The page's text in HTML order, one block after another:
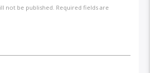
not be published. Required fields are